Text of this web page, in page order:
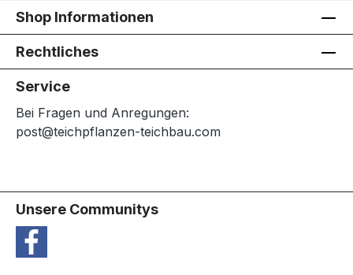
Shop Informationen
Rechtliches
Service
Bei Fragen und Anregungen:
post@teichpflanzen-teichbau.com
Unsere Communitys